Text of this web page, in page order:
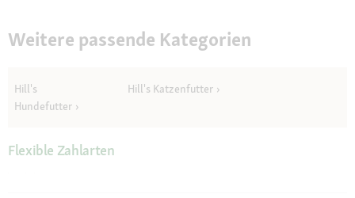
Weitere passende Kategorien
Hill's
Hundefutter
Hill's Katzenfutter
Flexible Zahlarten